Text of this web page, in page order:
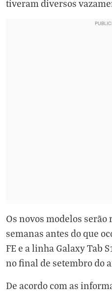
tiveram diversos
Os novos modelos serão
semanas antes do que
FE e a linha Galaxy Tab
no final de setembro do
De acordo com as